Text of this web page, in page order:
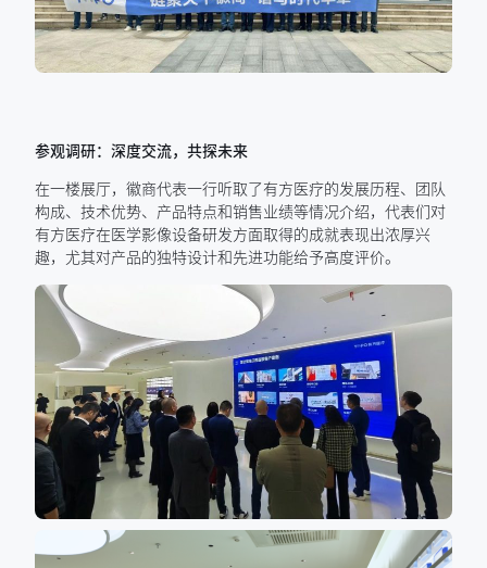
参观调研：深度交流，共探未来
在一楼展厅，徽商代表一行听取了有方医疗的发展历程、团队
构成、技术优势、产品特点和销售业绩等情况介绍，代表们对
有方医疗在医学影像设备研发方面取得的成就表现出浓厚兴
趣，尤其对产品的独特设计和先进功能给予高度评价。